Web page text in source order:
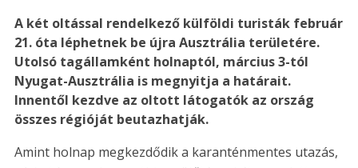
A két oltással rendelkező külföldi turisták február
21. óta léphetnek be újra Ausztrália területére.
Utolsó tagállamként holnaptól, március 3-tól
Nyugat-Ausztrália is megnyitja a határait.
Innentől kezdve az oltott látogatók az ország
összes régióját beutazhatják.
Amint holnap megkezdődik a karanténmentes utazás,